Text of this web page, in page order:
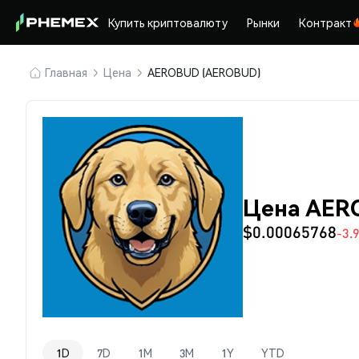
Купить криптовалюту Рынки Контракт
Главная Цена AEROBUD (AEROBUD)
Цена
$0.00065768-
1D 7D 1M 3M 1Y YTD